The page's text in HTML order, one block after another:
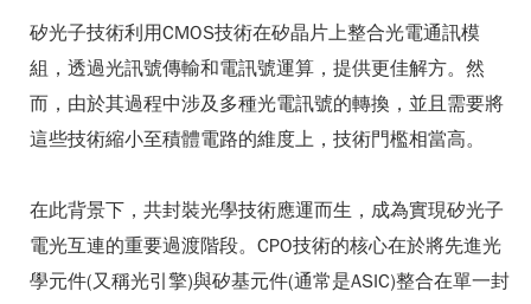
矽光子技術利用CMOS技術在矽晶片上整合光電通訊模
組，透過光訊號傳輸和電訊號運算，提供更佳解方。然
而，由於其過程中涉及多種光電訊號的轉換，並且需要將
這些技術縮小至積體電路的維度上，技術門檻相當高。
在此背景下，共封裝光學技術應運而生，成為實現矽光子
電光互連的重要過渡階段。CPO技術的核心在於將先進光
學元件(又稱光引擎)與矽基元件(通常是ASIC)整合在單一封